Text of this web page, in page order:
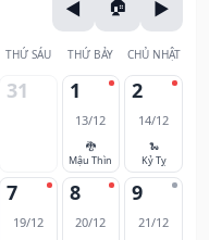
THỨ SÁU THỨ BẢY CHỦ NHẬT
31 1
13/12
🐉
Mậu Thìn
2
14/12
🐍
Kỷ Tỵ
7
19/12
8
20/12
9
21/12